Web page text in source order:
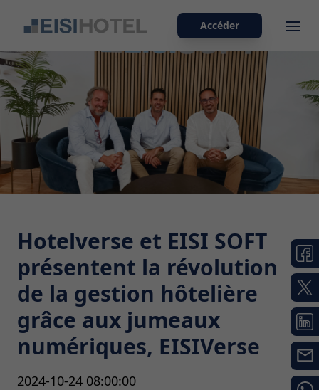
Accéder
Hotelverse et EISI SOFT
présentent la révolution
de la gestion hôtelière
grâce aux jumeaux
numériques, EISIVerse
2024-10-24 08:00:00